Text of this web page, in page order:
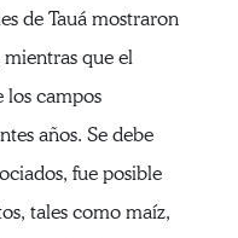
de Tauá mostraron
que el
los campos
años. Se debe
fue posible
tales como maíz,